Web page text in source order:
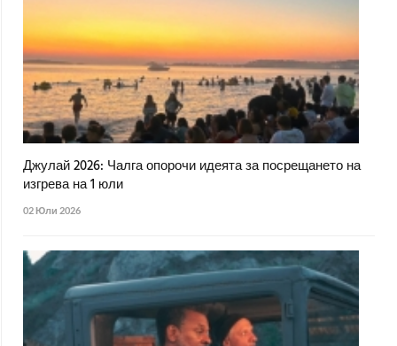
Джулай 2026: Чалга опорочи идеята за посрещането на
изгрева на 1 юли
02 Юли 2026